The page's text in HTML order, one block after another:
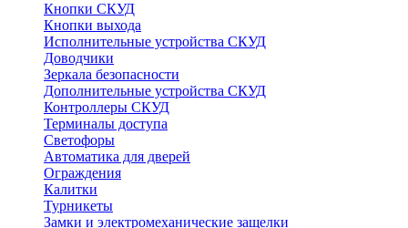
Кнопки СКУД
Кнопки выхода
Исполнительные устройства СКУД
Доводчики
Зеркала безопасности
Дополнительные устройства СКУД
Контроллеры СКУД
Терминалы доступа
Светофоры
Автоматика для дверей
Ограждения
Калитки
Турникеты
Замки и электромеханические защелки